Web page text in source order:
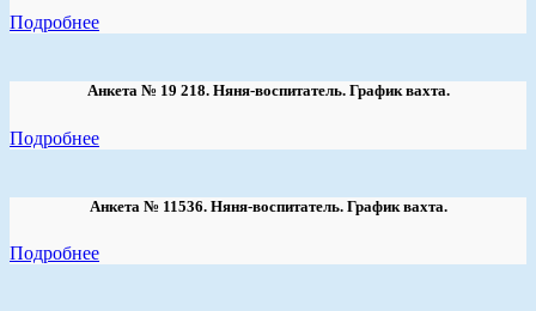
Подробнее
Анкета № 19 218. Няня-воспитатель. График вахта.
Подробнее
Анкета № 11536. Няня-воспитатель. График вахта.
Подробнее